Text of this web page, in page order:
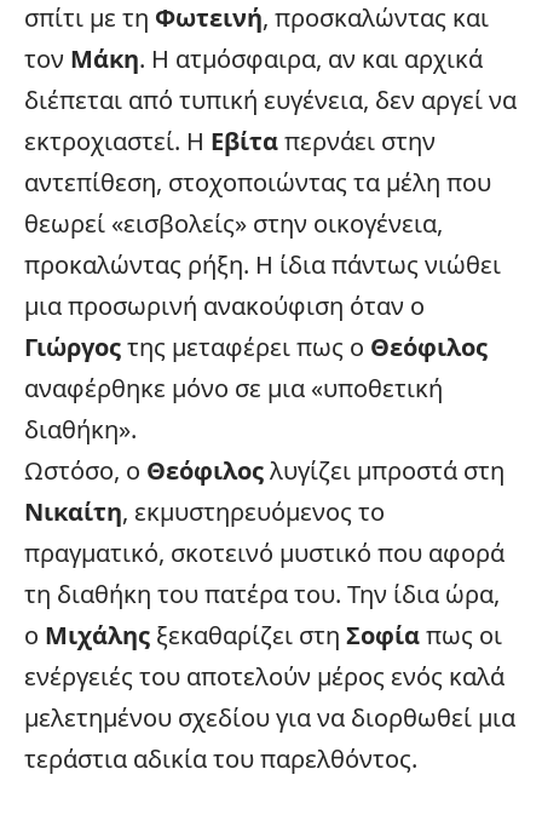
σπίτι με τη Φωτεινή, προσκαλώντας και
τον Μάκη. Η ατμόσφαιρα, αν και αρχικά
διέπεται από τυπική ευγένεια, δεν αργεί να
εκτροχιαστεί. Η Εβίταπερνάει στην
αντεπίθεση, στοχοποιώντας τα μέλη που
θεωρεί «εισβολείς» στην οικογένεια,
προκαλώντας ρήξη. Η ίδια πάντως νιώθει
μια προσωρινή ανακούφιση όταν ο
Γιώργοςτης μεταφέρει πως ο Θεόφιλος
αναφέρθηκε μόνο σε μια «υποθετική
διαθήκη».
Ωστόσο, ο Θεόφιλοςλυγίζει μπροστά στη
Νικαίτη, εκμυστηρευόμενος το
πραγματικό, σκοτεινό μυστικό που αφορά
τη διαθήκη του πατέρα του. Την ίδια ώρα,
ο Μιχάλης ξεκαθαρίζει στη Σοφίαπως οι
ενέργειές του αποτελούν μέρος ενός καλά
μελετημένου σχεδίου για να διορθωθεί μια
τεράστια αδικία του παρελθόντος.